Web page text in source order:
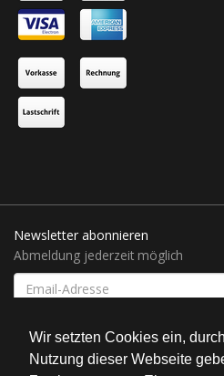
Wir setzten Cookies ein,
Nutzung dieser Webseite
Newsletter abonnieren
Abmeldung jederzeit möglich
EMAIL-
ADRESSE